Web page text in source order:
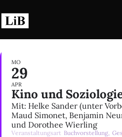
Inhalt
springen
MO
29
APR
Kino und
Mit: Helke Sander (unter
Maud Simonet, Benjamin
und Dorothee Wierling
Veranstaltungsart Buchvorstellung,